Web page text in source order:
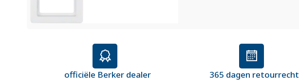
officiële Berker dealer 365 dagen retourrecht